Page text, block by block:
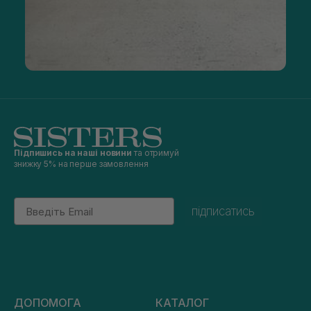
Підпишись на наші новини та отримуй
знижку 5% на перше замовлення
Email
підписатись
ДОПОМОГА КАТАЛОГ